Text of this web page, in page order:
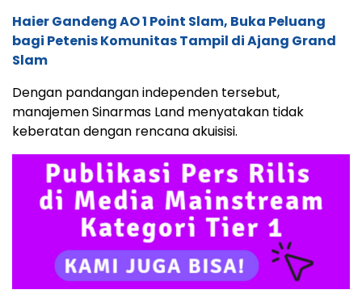
Haier Gandeng AO 1 Point Slam, Buka Peluang
bagi Petenis Komunitas Tampil di Ajang Grand
Slam
Dengan pandangan independen tersebut,
manajemen Sinarmas Land menyatakan tidak
keberatan dengan rencana akuisisi.